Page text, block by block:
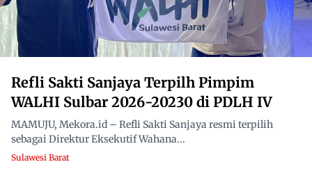
Refli Sakti Sanjaya Terpilh Pimpim
WALHI Sulbar 2026-20230 di PDLH IV
MAMUJU, Mekora.id – Refli Sakti Sanjaya resmi terpilih
sebagai Direktur Eksekutif Wahana...
Sulawesi Barat